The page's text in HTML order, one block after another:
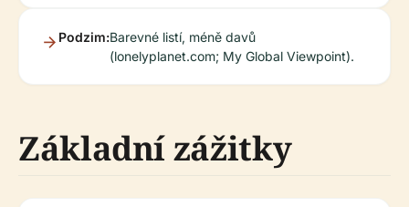
Podzim:Barevné listí, méně davů
(lonelyplanet.com; My Global Viewpoint).
Základní zážitky